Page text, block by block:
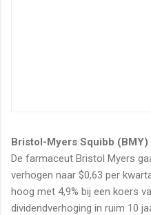
Bristol-Myers Squibb (BMY)
De farmaceut Bristol Myers
verhogen naar $0,63 per
hoog met 4,9% bij een koers
dividendverhoging in ruim 10